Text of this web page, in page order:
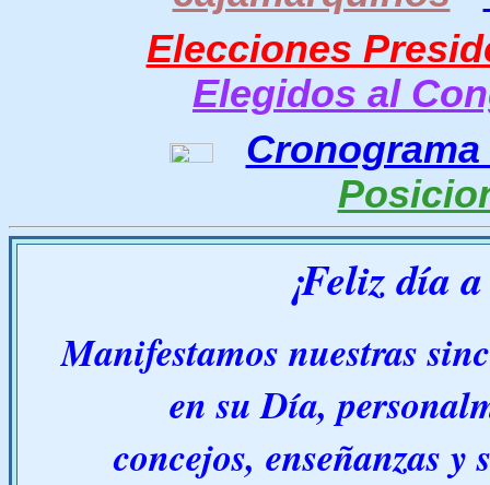
Elecciones
Elegidos al
¡Feliz día
Manifestamos nuestras
en su Día,
concejos, enseñanzas